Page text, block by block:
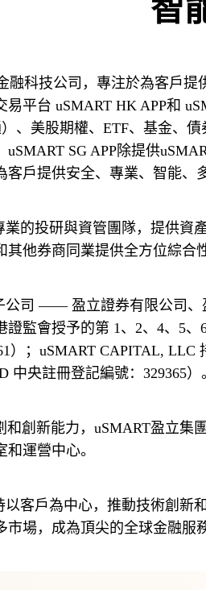
智
易平台 uSMART HK APP和
、美股期權、ETF、基金、
SG APP除提供
戶提供安全、專業、智能、
他券商同業提供全方位綜合
監會授予的第 1、2、4、5
）；uSMART CAPITAL,
央註冊登記編號：329365）
運營中心。
場，成為頂尖的全球金融服